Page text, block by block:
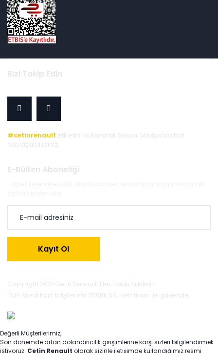
Bizi Takip Edin
#cetinrenault etiketini kullanarak Sosyal Medya'da bizi
paylaşabilirsiniz.
E-Bülten Aboneliği
Kayıt Ol
Copyright 2021 Cetin Renault. Her Hakkı Saklıdır.
Tüm kredi kartı bilgileriniz 256Bit SSL sertifikası ile güvende.
Değerli Müşterilerimiz,
Son dönemde artan dolandırıcılık girişimlerine karşı sizleri bilgilendirmek
istiyoruz. Çetin Renault olarak sizinle iletişimde kullandığımız resmi